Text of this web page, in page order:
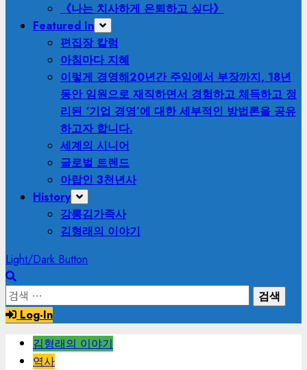
《나는 치사하게 은퇴하고 싶다》
Featured In
편집장 칼럼
아침마다 지혜
이렇게 경영해20년간 주임에서 부장까지, 18년
동안 임원으로 재직하면서 경험하고 체득하고 정
리된 ‘기업 경영’에 대한 세부적인 방법론을 공유
하고자 합니다.
세계의 시니어
글로벌 트렌드
아랍인 3천년사
History
강릉김가족사
김형래의 이야기
Light/Dark Button
검
색:Log-In
김형래의 이야기
역사